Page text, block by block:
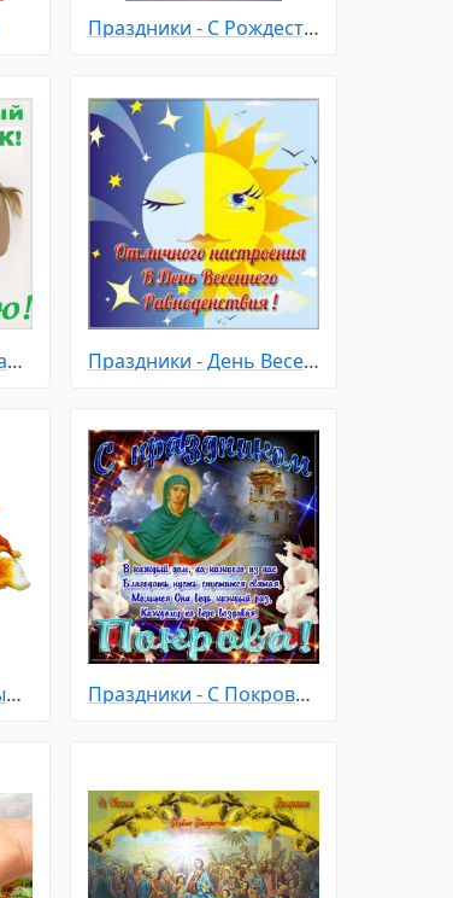
Праздники - С Рождеством
Праздники - Международный день девочек Праздники - День Весеннего Равноденствия
Праздники - Ореховый - Хлебный Спас Праздники - С Покровом Пресвятой Богородицы